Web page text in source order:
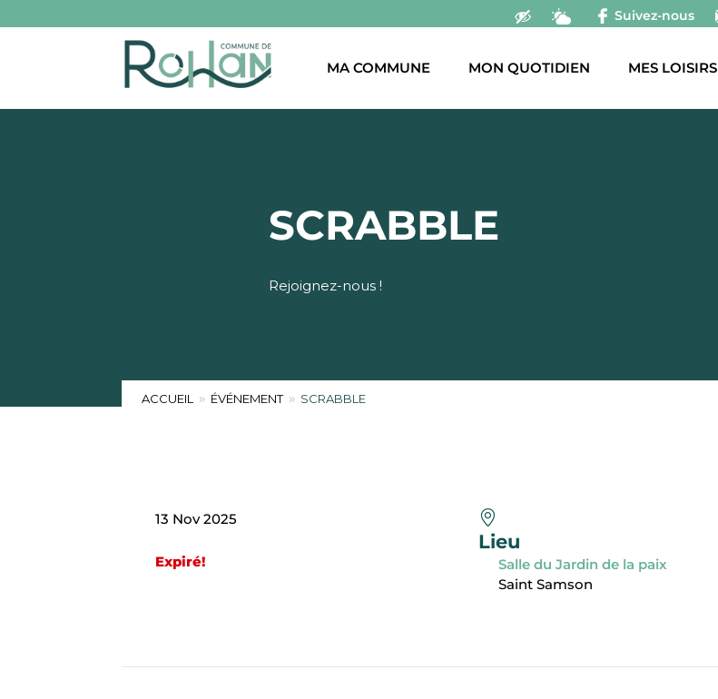
Suivez-nous
MA COMMUNE MON QUOTIDIEN MES LOISIRS
SCRABBLE
Rejoignez-nous !
ACCUEIL 9 ÉVÉNEMENT 9 SCRABBLE
13 Nov 2025
Expiré!
Lieu
Salle du Jardin de la paix
Saint Samson